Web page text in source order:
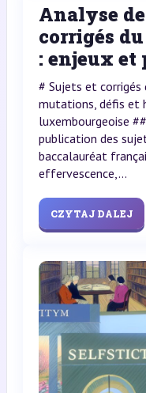
Analyse
corrigés
: enjeux et
# Sujets et corrigés
mutations, défis et
luxembourgeoise
publication des
baccalauréat
effervescence,...
CZYTAJ DALEJ